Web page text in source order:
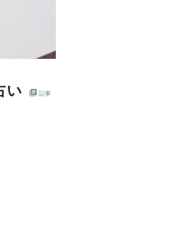
い 記事